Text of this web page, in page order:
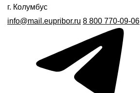
г. Колумбус
info@mail.eupribor.ru 8 800 770-09-06